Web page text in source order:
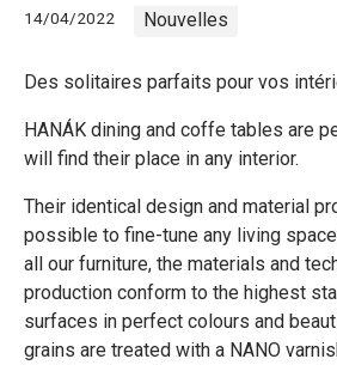
14/04/2022 Nouvelles
Des solitaires parfaits pour vos
HANÁK dining and coffe tables are
will find their place in any interior.
Their identical design and material
possible to fine-tune any living
all our furniture, the materials and
production conform to the highest
surfaces in perfect colours and
grains are treated with a NANO